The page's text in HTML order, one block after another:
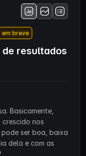
breve
resultados
Basicamente,
nos
ser boa, baixa
dela e com as